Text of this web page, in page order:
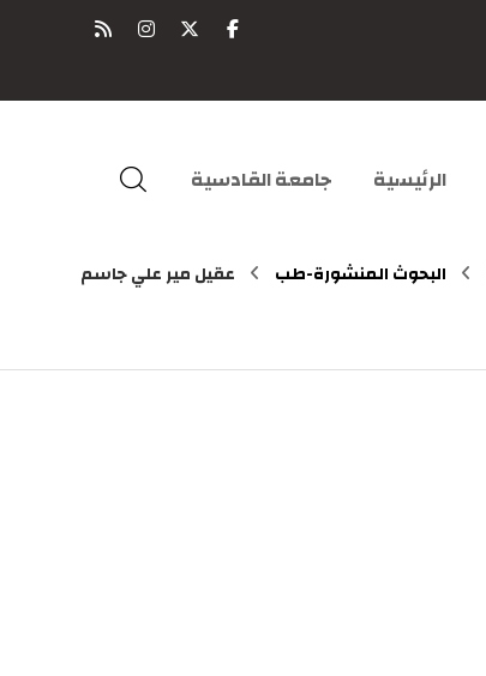
الرئيسية جامعة القادسية
البحوث المنشورة-طب عقيل مير علي جاسم